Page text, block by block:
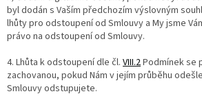
byl dodán s Vaším předchozím výslovným
lhůty pro odstoupení od Smlouvy a My jsme
právo na odstoupení od Smlouvy.
4. Lhůta k odstoupení dle čl. VIII.2Podmínek se
zachovanou, pokud Nám v jejím průběhu
Smlouvy odstupujete.